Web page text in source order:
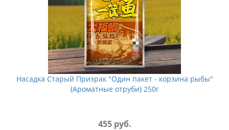
Насадка Старый Призрак "Один пакет - корзина рыбы"
(Ароматные отруби) 250г
455 руб.